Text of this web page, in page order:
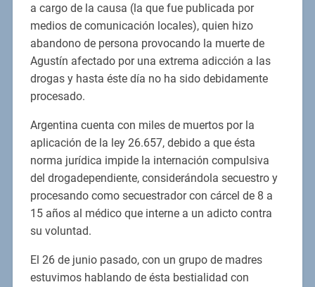
a cargo de la causa (la que fue publicada por
medios de comunicación locales), quien hizo
abandono de persona provocando la muerte de
Agustín afectado por una extrema adicción a las
drogas y hasta éste día no ha sido debidamente
procesado.
Argentina cuenta con miles de muertos por la
aplicación de la ley 26.657, debido a que ésta
norma jurídica impide la internación compulsiva
del drogadependiente, considerándola secuestro y
procesando como secuestrador con cárcel de 8 a
15 años al médico que interne a un adicto contra
su voluntad.
El 26 de junio pasado, con un grupo de madres
estuvimos hablando de ésta bestialidad con